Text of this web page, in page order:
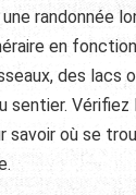
randonnée
en
des lacs
sentier.
savoir où se